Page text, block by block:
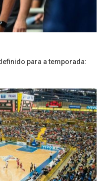
para a temporada: